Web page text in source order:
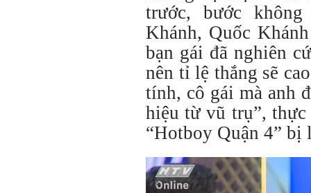
trước, bước
Khánh, Quốc
bạn gái đã nghiên
nên tỉ lệ thắng sẽ
tính, cô gái mà anh
hiệu từ vũ trụ”,
“Hotboy Quận 4” bị